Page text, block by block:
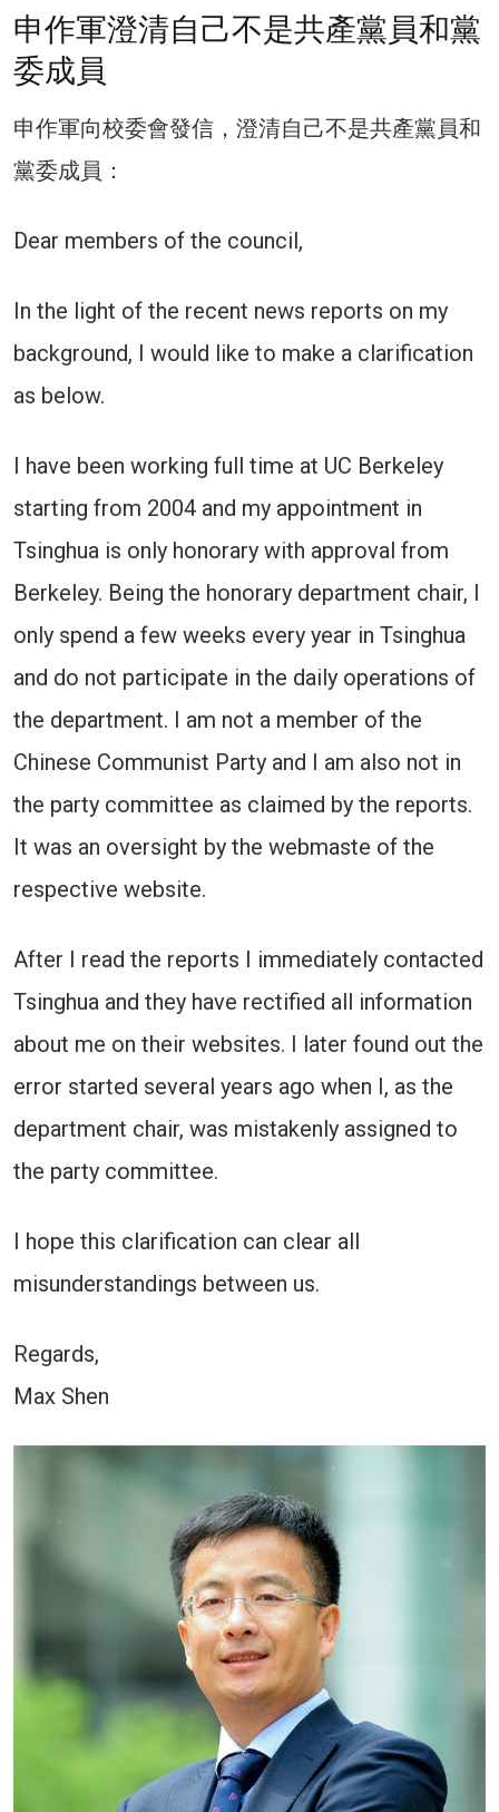
申作軍澄清自己不是共產黨員和黨
委成員
申作軍向校委會發信，澄清自己不是共產黨員和
黨委成員：
Dear members of the council,
In the light of the recent news reports on my
background, I would like to make a clarification
as below.
I have been working full time at UC Berkeley
starting from 2004 and my appointment in
Tsinghua is only honorary with approval from
Berkeley. Being the honorary department chair, I
only spend a few weeks every year in Tsinghua
and do not participate in the daily operations of
the department. I am not a member of the
Chinese Communist Party and I am also not in
the party committee as claimed by the reports.
It was an oversight by the webmaste of the
respective website.
After I read the reports I immediately contacted
Tsinghua and they have rectified all information
about me on their websites. I later found out the
error started several years ago when I, as the
department chair, was mistakenly assigned to
the party committee.
I hope this clarification can clear all
misunderstandings between us.
Regards,
Max Shen